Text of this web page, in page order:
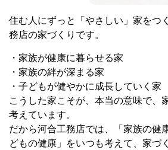
住む人にずっと「やさしい」家をつ
務店の家づくりです。
・家族が健康に暮らせる家
・家族の絆が深まる家
・子どもが健やかに成長していく家
こうした家こそが、本当の意味で、
考えています。
だから河合工務店では、「家族の健
どもの健康」をいつも考えて、家づ